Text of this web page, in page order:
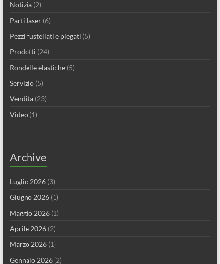
Notizia(2)
Parti laser(6)
Pezzi fustellati e piegati (5)
Prodotti (24)
Rondelle elastiche(5)
Servizio(5)
Vendita(23)
Video(1)
Archive
Luglio 2026(3)
Giugno 2026(1)
Maggio 2026(1)
Aprile 2026(2)
Marzo 2026(1)
Gennaio 2026(2)